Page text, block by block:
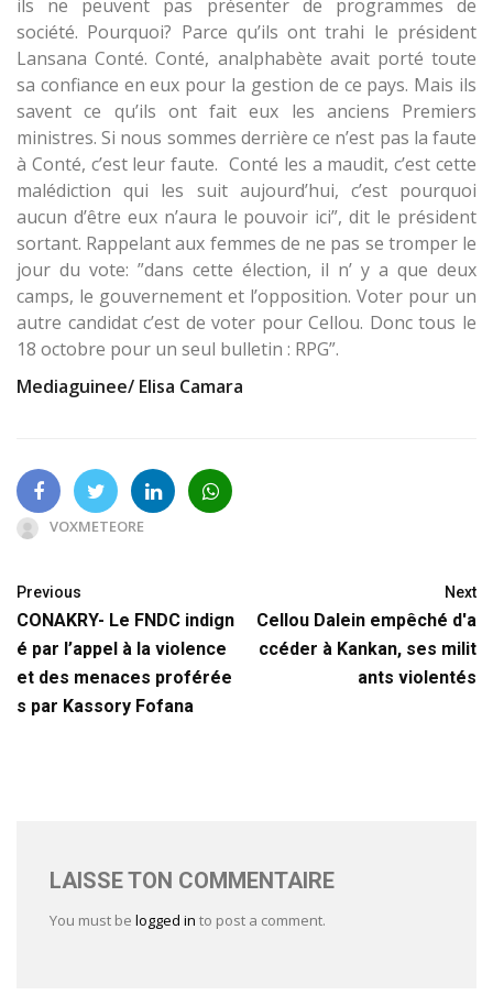
ils ne peuvent pas présenter de programmes de
société. Pourquoi? Parce qu’ils ont trahi le président
Lansana Conté. Conté, analphabète avait porté toute
sa confiance en eux pour la gestion de ce pays. Mais ils
savent ce qu’ils ont fait eux les anciens Premiers
ministres. Si nous sommes derrière ce n’est pas la faute
à Conté, c’est leur faute. Conté les a maudit, c’est cette
malédiction qui les suit aujourd’hui, c’est pourquoi
aucun d’être eux n’aura le pouvoir ici”, dit le président
sortant. Rappelant aux femmes de ne pas se tromper le
jour du vote: ”dans cette élection, il n’ y a que deux
camps, le gouvernement et l’opposition. Voter pour un
autre candidat c’est de voter pour Cellou. Donc tous le
18 octobre pour un seul bulletin : RPG”.
Mediaguinee/ Elisa Camara
VOXMETEORE
Previous
CONAKRY- Le FNDC indign
é par l’appel à la violence
et des menaces proférée
s par Kassory Fofana
Next
Cellou Dalein empêché d'a
ccéder à Kankan, ses milit
ants violentés
LAISSE TON COMMENTAIRE
You must be logged in to post a comment.